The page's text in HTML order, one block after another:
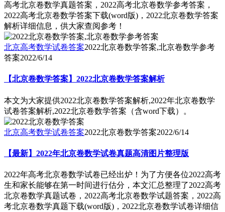
高考北京卷数学真题答案，2022高考北京卷数学参考答案，
2022高考北京卷数学答案下载(word版)，2022北京卷数学答案
解析详细信息，供大家查阅参考！
北京高考数学试卷答案2022北京卷数学答案,北京卷数学参考
答案2022/6/14
【北京卷数学答案】2022北京卷数学答案解析
本文为大家提供2022北京卷数学答案解析,2022年北京卷数学
试卷答案解析,2022北京卷数学答案（含word下载）。
北京高考数学试卷答案2022北京卷数学答案2022/6/14
【最新】2022年北京卷数学试卷真题高清图片整理版
2022年高考北京卷数学试卷已经出炉！为了方便各位2022高考
生和家长能够在第一时间进行估分，本文汇总整理了2022高考
北京卷数学真题试卷，2022高考北京卷数学试题答案，2022高
考北京卷数学真题下载(word版)，2022北京卷数学试卷详细信